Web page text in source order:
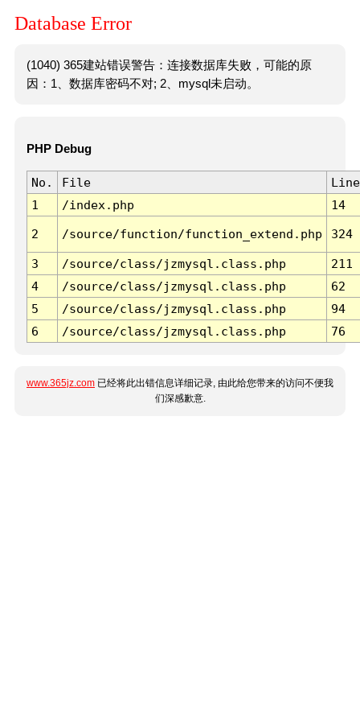
Database Error
(1040) 365建站错误警告：连接数据库失败，可能的原
因：1、数据库密码不对; 2、mysql未启动。
PHP Debug
No. File
Line
1
/index.php 14
2 /source/function/function_extend.php 324
3 /source/class/jzmysql.class.php
211
4
/source/class/jzmysql.class.php
62
5
/source/class/jzmysql.class.php
94
6
/source/class/jzmysql.class.php 76
www.365jz.com 已经将此出错信息详细记录, 由此给您带来的访问不便我
们深感歉意.